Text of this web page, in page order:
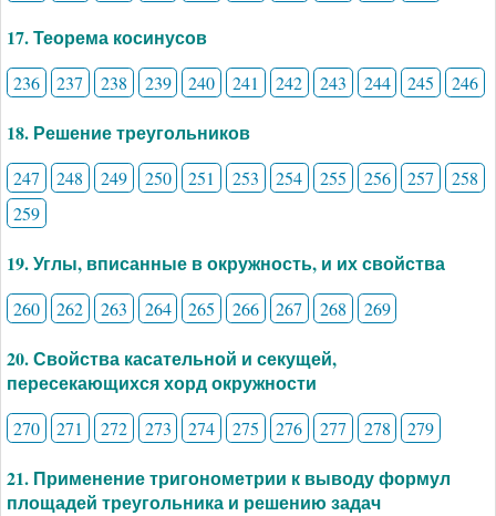
17. Теорема косинусов
236 237 238 239 240 241 242 243 244 245 246
18. Решение треугольников
247 248 249 250 251 253 254 255 256 257
258
259
19. Углы, вписанные в окружность, и их свойства
260 262 263 264 265 266 267 268 269
20. Свойства касательной и секущей,
пересекающихся хорд окружности
270 271 272 273 274 275 276 277 278 279
21. Применение тригонометрии к выводу формул
площадей треугольника и решению задач